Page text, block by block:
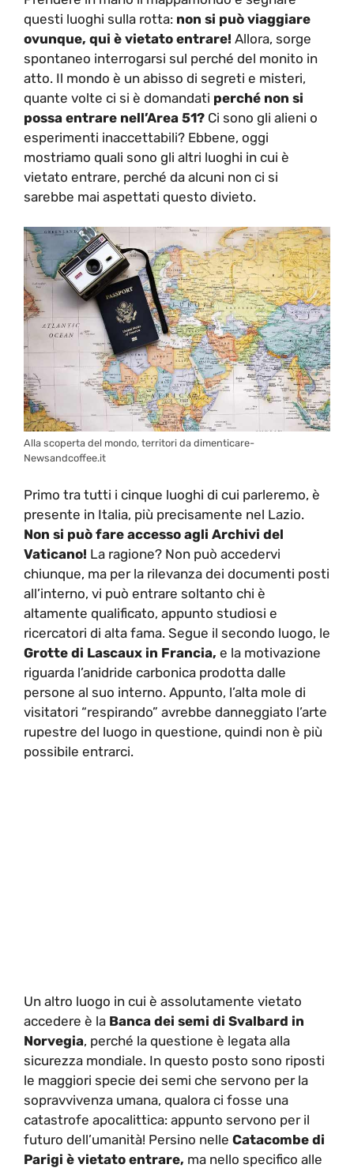
questi luoghi sulla rotta: non si può viaggiare
ovunque, qui è vietato entrare! Allora, sorge
spontaneo interrogarsi sul perché del monito in
atto. Il mondo è un abisso di segreti e misteri,
quante volte ci si è domandati perché non si
possa entrare nell’Area 51? Ci sono gli alieni o
esperimenti inaccettabili? Ebbene, oggi
mostriamo quali sono gli altri luoghi in cui è
vietato entrare, perché da alcuni non ci si
sarebbe mai aspettati questo divieto.
Alla scoperta del mondo, territori da dimenticare-
Newsandcoffee.it
Primo tra tutti i cinque luoghi di cui parleremo, è
presente in Italia, più precisamente nel Lazio.
Non si può fare accesso agli Archivi del
Vaticano! La ragione? Non può accedervi
chiunque, ma per la rilevanza dei documenti posti
all’interno, vi può entrare soltanto chi è
altamente qualificato, appunto studiosi e
ricercatori di alta fama. Segue il secondo luogo, le
Grotte di Lascaux in Francia, e la motivazione
riguarda l’anidride carbonica prodotta dalle
persone al suo interno. Appunto, l’alta mole di
visitatori “respirando” avrebbe danneggiato l’arte
rupestre del luogo in questione, quindi non è più
possibile entrarci.
Un altro luogo in cui è assolutamente vietato
accedere è la Banca dei semi di Svalbard in
Norvegia, perché la questione è legata alla
sicurezza mondiale. In questo posto sono riposti
le maggiori specie dei semi che servono per la
sopravvivenza umana, qualora ci fosse una
catastrofe apocalittica: appunto servono per il
futuro dell’umanità! Persino nelle Catacombe di
Parigi è vietato entrare, ma nello specifico alle